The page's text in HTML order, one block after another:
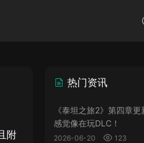
附
热门资讯
《泰坦之旅2》第四章
感觉像在玩DLC！
2026-06-20 123